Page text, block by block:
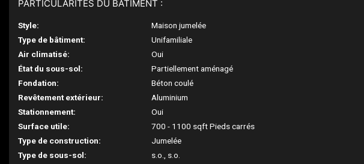
PARTICULARITÉS DU BÂTIMENT :
Style:
Maison jumelée
Type de bâtiment:
Unifamiliale
Air climatisé:
Oui
État du sous-sol:
Partiellement aménagé
Fondation:
Béton coulé
Revêtement extérieur:
Aluminium
Stationnement:
Oui
Surface utile:
700 - 1100 sqft Pieds carrés
Type de construction:
Jumelée
Type de sous-sol:
s.o., s.o.